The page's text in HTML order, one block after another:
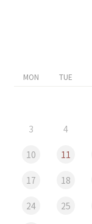
MON TUE
3 4
10 11
17 18
24 25